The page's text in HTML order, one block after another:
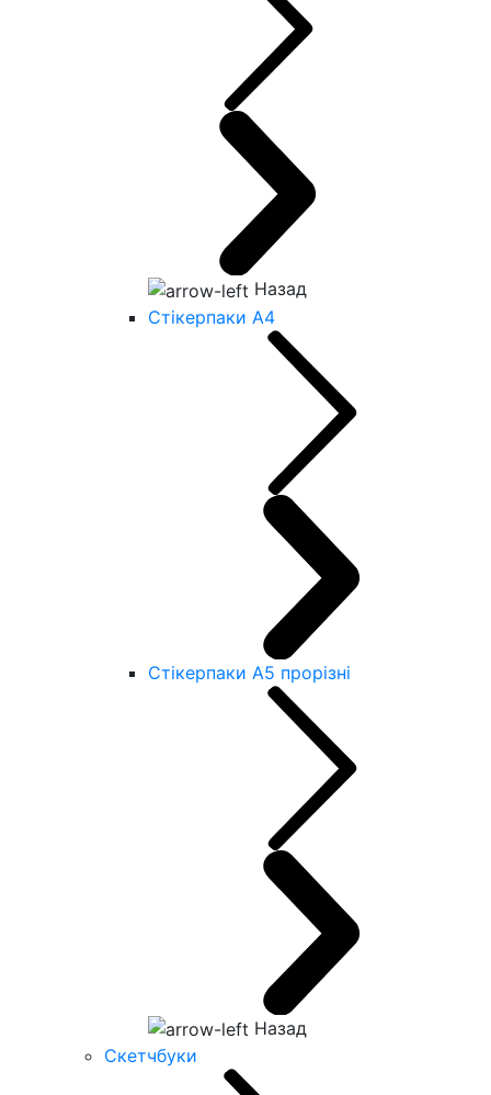
Назад
Стікерпаки А4
Стікерпаки А5 прорізні
Назад
Скетчбуки